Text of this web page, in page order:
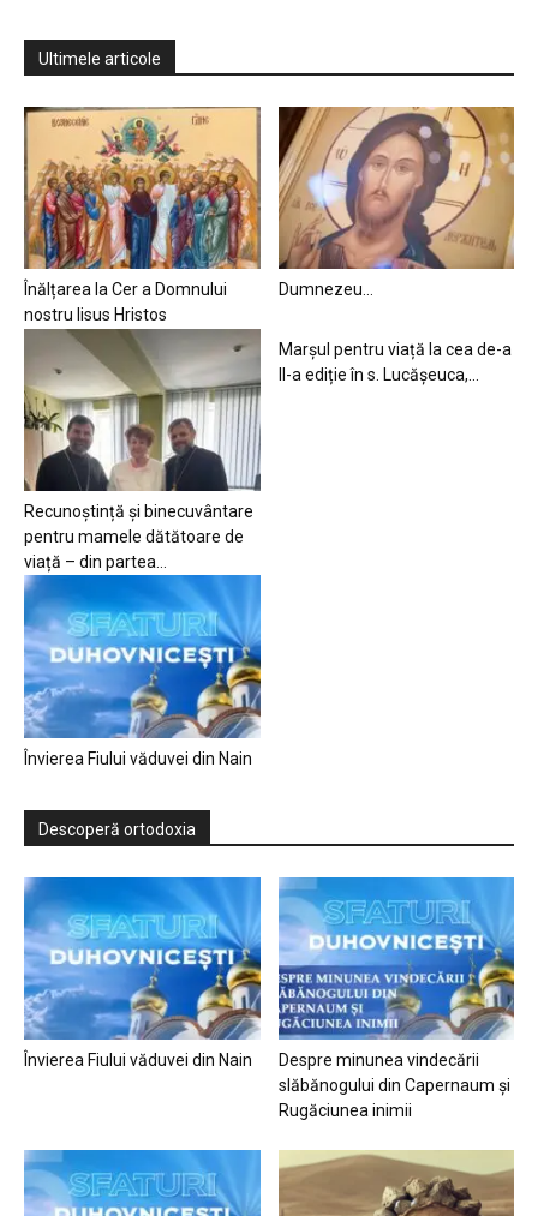
Ultimele articole
Înălțarea la Cer a Domnului
nostru Iisus Hristos
Dumnezeu…
Recunoștință și binecuvântare
pentru mamele dătătoare de
viață – din partea...
Marșul pentru viață la cea de-a
II-a ediție în s. Lucășeuca,...
Învierea Fiului văduvei din Nain
Descoperă ortodoxia
Învierea Fiului văduvei din Nain
Despre minunea vindecării
slăbănogului din Capernaum și
Rugăciunea inimii